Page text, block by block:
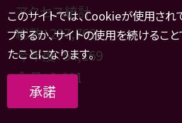
アクセス統計
総数：297,762
今年度：54,169
今月：2,601
本日：106
このサイトでは、Cookieが使用され
プするか、サイトの使用を続けるこ
たことになります。
承諾